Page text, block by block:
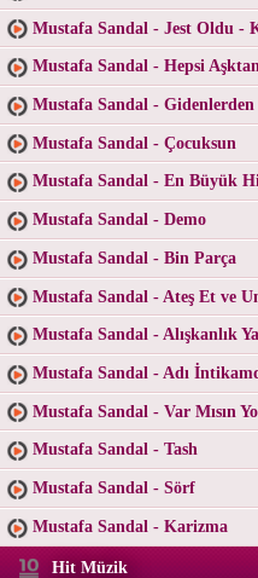
Mustafa Sandal - Jest Oldu -
Mustafa Sandal - Hepsi
Mustafa Sandal - Gidenlerden
Mustafa Sandal - Çocuksun
Mustafa Sandal - En Büyük
Mustafa Sandal - Demo
Mustafa Sandal - Bin Parça
Mustafa Sandal - Ateş Et ve
Mustafa Sandal - Alışkanlık
Mustafa Sandal - Adı
Mustafa Sandal - Var Mısın
Mustafa Sandal - Tash
Mustafa Sandal - Sörf
Mustafa Sandal - Karizma
Hit Müzik